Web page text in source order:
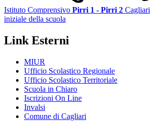
Istituto Comprensivo Pirri 1 - Pirri 2 Cagliari
iniziale della scuola
Link Esterni
MIUR
Ufficio Scolastico Regionale
Ufficio Scolastico Territoriale
Scuola in Chiaro
Iscrizioni On Line
Invalsi
Comune di Cagliari